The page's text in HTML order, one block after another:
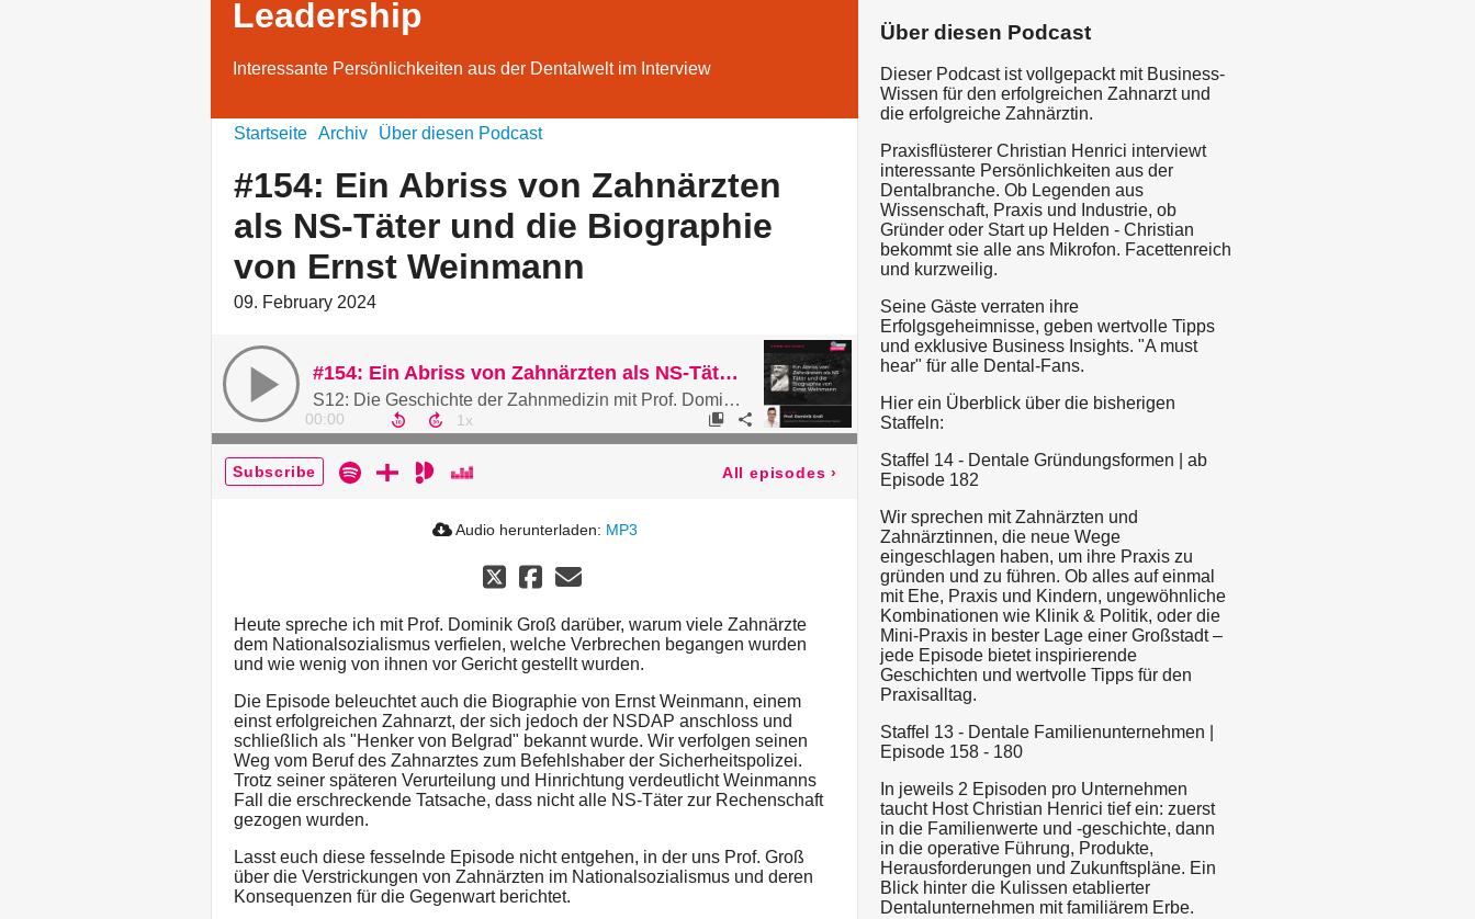
Leadership
Interessante Persönlichkeiten aus der Dentalwelt im Interview
Startseite Archiv Über diesen Podcast
#154: Ein Abriss von Zahnärzten
als NS-Täter und die Biographie
von Ernst Weinmann
09. February 2024
#154: Ein Abriss von Zahnärzten als NS-Täter und die Biographie von Ernst Weinmann
S12: Die Geschichte der Zahnmedizin mit Prof. Dominik Groß
00:00
Subscribe All episodes ›
Audio herunterladen: MP3
Heute spreche ich mit Prof. Dominik Groß darüber, warum viele Zahnärzte
dem Nationalsozialismus verfielen, welche Verbrechen begangen wurden
und wie wenig von ihnen vor Gericht gestellt wurden.
Die Episode beleuchtet auch die Biographie von Ernst Weinmann, einem
einst erfolgreichen Zahnarzt, der sich jedoch der NSDAP anschloss und
schließlich als "Henker von Belgrad" bekannt wurde. Wir verfolgen seinen
Weg vom Beruf des Zahnarztes zum Befehlshaber der Sicherheitspolizei.
Trotz seiner späteren Verurteilung und Hinrichtung verdeutlicht Weinmanns
Fall die erschreckende Tatsache, dass nicht alle NS-Täter zur Rechenschaft
gezogen wurden.
Lasst euch diese fesselnde Episode nicht entgehen, in der uns Prof. Groß
über die Verstrickungen von Zahnärzten im Nationalsozialismus und deren
Konsequenzen für die Gegenwart berichtet.
Über diesen Podcast
Dieser Podcast ist vollgepackt mit Business-
Wissen für den erfolgreichen Zahnarzt und
die erfolgreiche Zahnärztin.
Praxisflüsterer Christian Henrici interviewt
interessante Persönlichkeiten aus der
Dentalbranche. Ob Legenden aus
Wissenschaft, Praxis und Industrie, ob
Gründer oder Start up Helden - Christian
bekommt sie alle ans Mikrofon. Facettenreich
und kurzweilig.
Seine Gäste verraten ihre
Erfolgsgeheimnisse, geben wertvolle Tipps
und exklusive Business Insights. "A must
hear" für alle Dental-Fans.
Hier ein Überblick über die bisherigen
Staffeln:
Staffel 14 - Dentale Gründungsformen | ab
Episode 182
Wir sprechen mit Zahnärzten und
Zahnärztinnen, die neue Wege
eingeschlagen haben, um ihre Praxis zu
gründen und zu führen. Ob alles auf einmal
mit Ehe, Praxis und Kindern, ungewöhnliche
Kombinationen wie Klinik & Politik, oder die
Mini-Praxis in bester Lage einer Großstadt –
jede Episode bietet inspirierende
Geschichten und wertvolle Tipps für den
Praxisalltag.
Staffel 13 - Dentale Familienunternehmen |
Episode 158 - 180
In jeweils 2 Episoden pro Unternehmen
taucht Host Christian Henrici tief ein: zuerst
in die Familienwerte und -geschichte, dann
in die operative Führung, Produkte,
Herausforderungen und Zukunftspläne. Ein
Blick hinter die Kulissen etablierter
Dentalunternehmen mit familiärem Erbe.